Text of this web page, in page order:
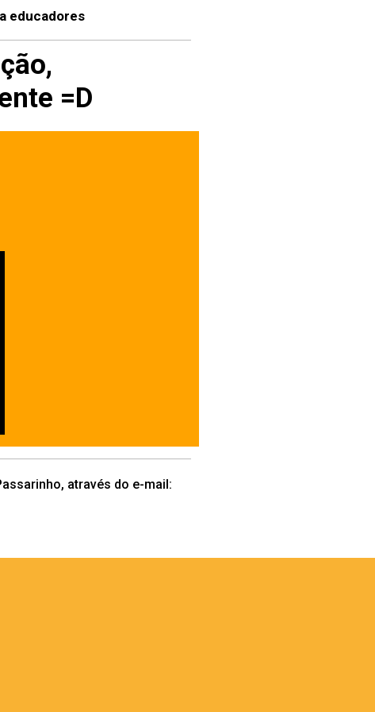
educadores
=D
através do e-mail: